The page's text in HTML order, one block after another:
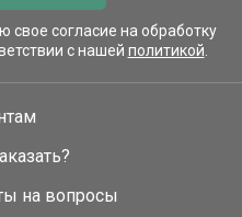
свое согласие на обработку
с нашей политикой
на вопросы